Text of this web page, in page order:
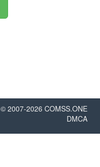
© 2007-2026 COMSS.ONE
DMCA